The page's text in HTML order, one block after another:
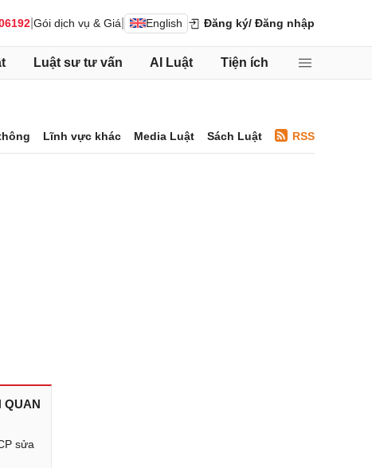
Gói dịch vụ & Giá English Đăng ký/ Đăng nhập
Luật sư tư vấn AI Luật Tiện ích
Lĩnh vực khác Media Luật Sách Luật RSS
QUAN
sửa